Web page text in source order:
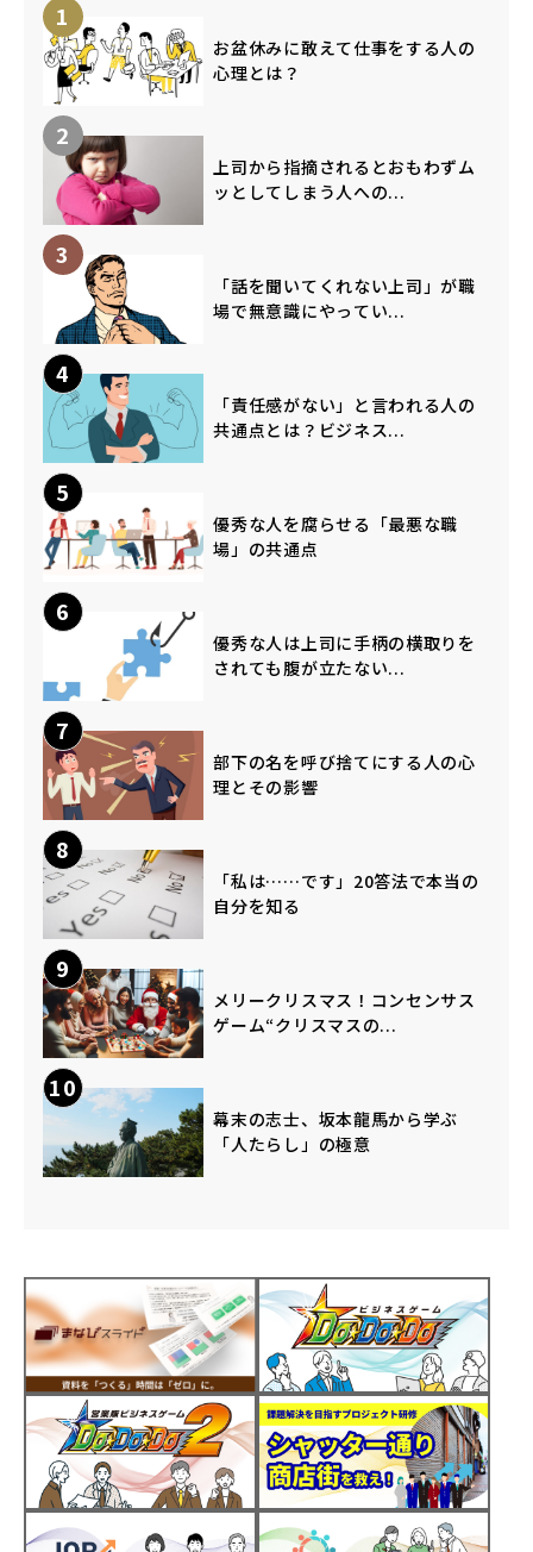
1
お盆休みに敢えて仕事をする人の
心理とは？
2
上司から指摘されるとおもわずム
ッとしてしまう人への...
3
「話を聞いてくれない上司」が職
場で無意識にやってい...
4
「責任感がない」と言われる人の
共通点とは？ビジネス...
5
優秀な人を腐らせる「最悪な職
場」の共通点
6
優秀な人は上司に手柄の横取りを
されても腹が立たない...
7
部下の名を呼び捨てにする人の心
理とその影響
8
「私は……です」20答法で本当の
自分を知る
9
メリークリスマス！コンセンサス
ゲーム“クリスマスの...
10
幕末の志士、坂本龍馬から学ぶ
「人たらし」の極意